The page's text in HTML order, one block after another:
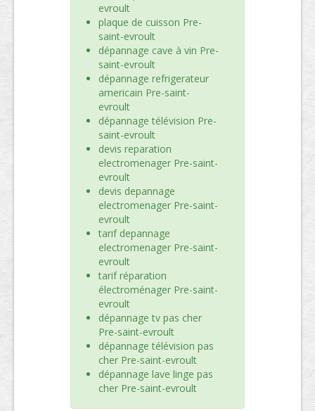
evroult
plaque de cuisson Pre-
saint-evroult
dépannage cave à vin Pre-
saint-evroult
dépannage refrigerateur
americain Pre-saint-
evroult
dépannage télévision Pre-
saint-evroult
devis reparation
electromenager Pre-saint-
evroult
devis depannage
electromenager Pre-saint-
evroult
tarif depannage
electromenager Pre-saint-
evroult
tarif réparation
électroménager Pre-saint-
evroult
dépannage tv pas cher
Pre-saint-evroult
dépannage télévision pas
cher Pre-saint-evroult
dépannage lave linge pas
cher Pre-saint-evroult